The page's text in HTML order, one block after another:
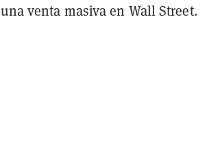
venta masiva en Wall Street.